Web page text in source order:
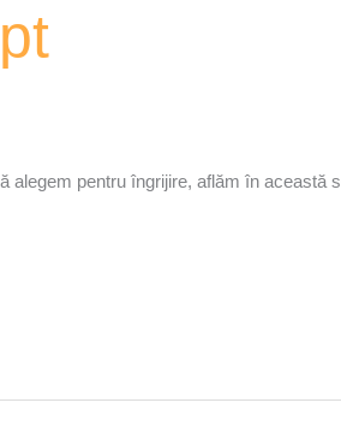
pentru îngrijire, aflăm în această